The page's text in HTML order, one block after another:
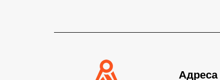
Адреса